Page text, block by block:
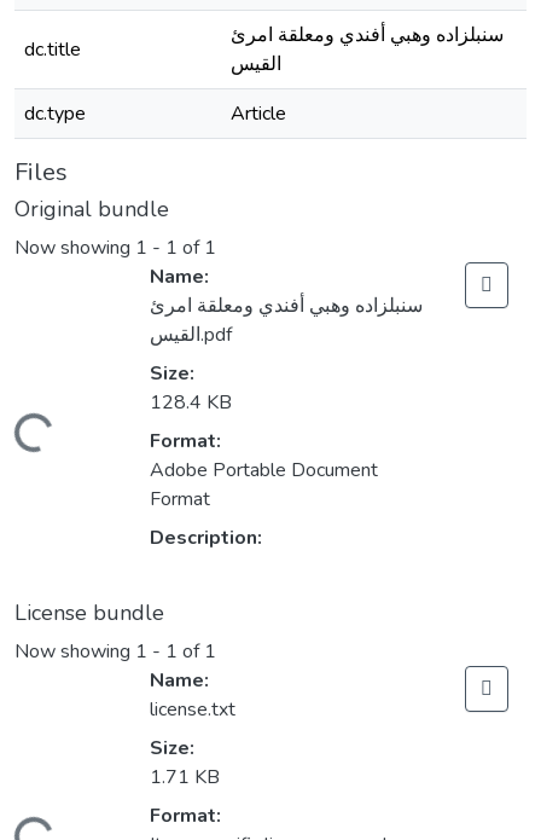
dc.title
سنبلزاده وهبي أفندي ومعلقة امرئ
القيس
dc.type
Article
Files
Original bundle
Now showing 1 - 1 of 1
Loading...
Name:
سنبلزاده وهبي أفندي ومعلقة امرئ
القيس.pdf
Size:
128.4 KB
Format:
Adobe Portable Document
Format
Description:
License bundle
Now showing 1 - 1 of 1
Name:
license.txt
Size:
1.71 KB
Format: